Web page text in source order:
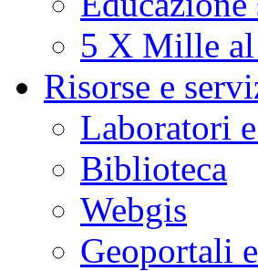
5 X Mille
Risorse e
Laboratori
Biblioteca
Webgis
Geoportali